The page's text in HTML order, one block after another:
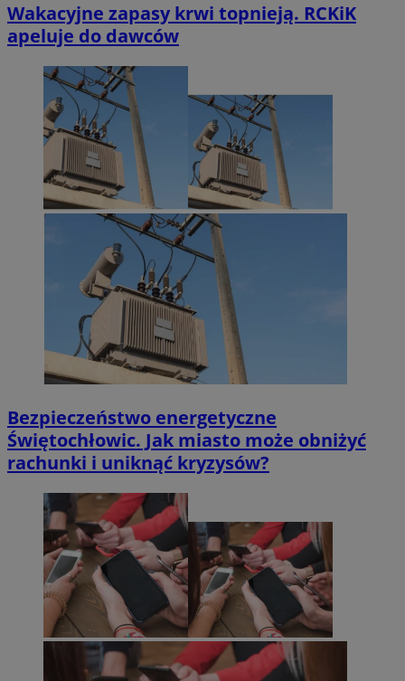
Wakacyjne zapasy krwi topnieją. RCKiK
apeluje do dawców
Bezpieczeństwo energetyczne
Świętochłowic. Jak miasto może obniżyć
rachunki i uniknąć kryzysów?